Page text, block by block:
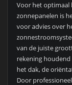
Voor het optimaal
zonnepanelen is
voor advies over
van de juiste
rekening
het dak, de
Door